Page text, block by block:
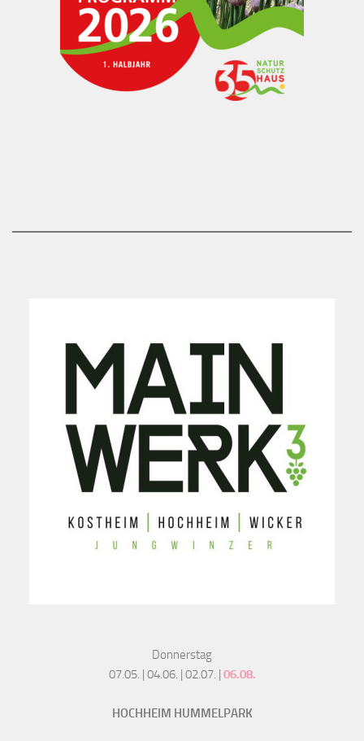
Donnerstag
07.05. | 04.06. | 02.07. | 06.08.
HOCHHEIM HUMMELPARK